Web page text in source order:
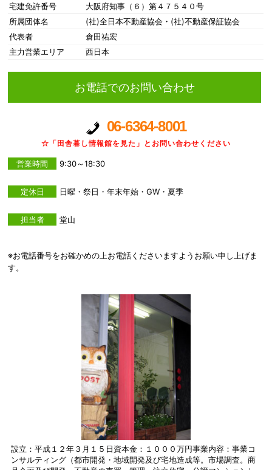
宅建免許番号
大阪府知事（６）第４７５４０号
所属団体名
(社)全日本不動産協会・(社)不動産保証協会
代表者
倉田祐宏
主力営業エリア
西日本
お電話でのお問い合わせ
06-6364-8001
☆「田舎暮し情報館を見た」とお問い合わせください
営業時間 9:30～18:30
定休日 日曜・祭日・年末年始・GW・夏季
担当者 堂山
※お電話番号をお確かめの上お電話くださいますようお願い申し上げま
す。
設立：平成１２年３月１５日資本金：１０００万円事業内容：事業コ
ンサルティング（都市開発・地域開発及び宅地造成等。市場調査。商